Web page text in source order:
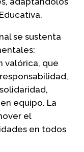
se sustenta
valórica, que
equipo. La
el
en todos